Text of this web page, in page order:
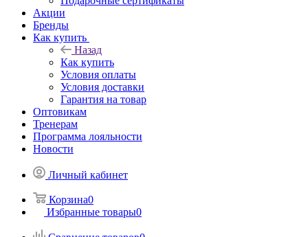
Акции
Бренды
Как купить
Назад
Как купить
Условия оплаты
Условия доставки
Гарантия на товар
Оптовикам
Тренерам
Программа лояльности
Новости
Личный кабинет
Корзина0
Избранные товары0